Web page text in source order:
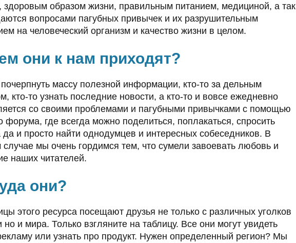
здоровым образом жизни, правильным питанием, медициной, а так
вопросами пагубных привычек и их разрушительным
на человеческий организм и качество жизни в целом.
они к нам приходят?
почерпнуть массу полезной информации, кто-то за дельным
кто-то узнать последние новости, а кто-то и вовсе ежедневно
со своими проблемами и пагубными привычками с помощью
форума, где всегда можно поделиться, поплакаться, спросить
да и просто найти однодумцев и интересных собеседников. В
мы очень гордимся тем, что сумели завоевать любовь и
наших читателей.
они?
этого ресурса посещают друзья не только с различных уголков
но и мира. Только взгляните на таблицу. Все они могут увидеть
или узнать про продукт. Нужен определенный регион? Мы